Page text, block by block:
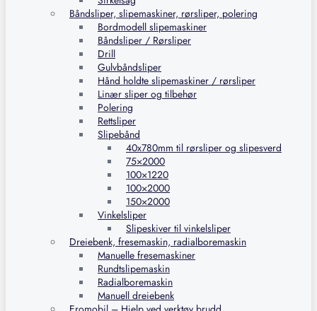
Båndsliper, slipemaskiner, rørsliper, polering
Bordmodell slipemaskiner
Båndsliper / Rørsliper
Drill
Gulvbåndsliper
Hånd holdte slipemaskiner / rørsliper
Linær sliper og tilbehør
Polering
Rettsliper
Slipebånd
40x780mm til rørsliper og slipesverd
75×2000
100×1220
100×2000
150×2000
Vinkelsliper
Slipeskiver til vinkelsliper
Dreiebenk, fresemaskin, radialboremaskin
Manuelle fresemaskiner
Rundtslipemaskin
Radialboremaskin
Manuell dreiebenk